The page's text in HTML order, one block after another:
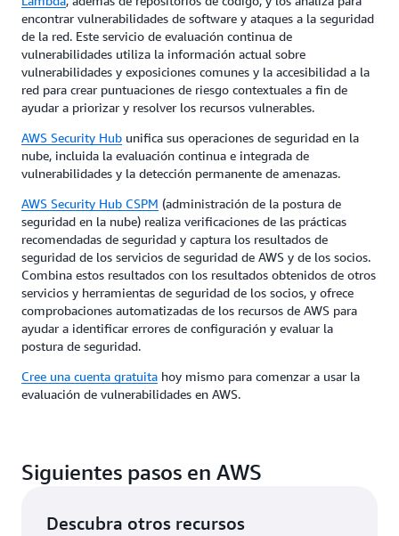
encontrar vulnerabilidades de software y ataques a la seguridad
de la red. Este servicio de evaluación continua de
vulnerabilidades utiliza la información actual sobre
vulnerabilidades y exposiciones comunes y la accesibilidad a la
red para crear puntuaciones de riesgo contextuales a fin de
ayudar a priorizar y resolver los recursos vulnerables.
AWS Security Hub unifica sus operaciones de seguridad en la
nube, incluida la evaluación continua e integrada de
vulnerabilidades y la detección permanente de amenazas.
AWS Security Hub CSPM (administración de la postura de
seguridad en la nube) realiza verificaciones de las prácticas
recomendadas de seguridad y captura los resultados de
seguridad de los servicios de seguridad de AWS y de los socios.
Combina estos resultados con los resultados obtenidos de otros
servicios y herramientas de seguridad de los socios, y ofrece
comprobaciones automatizadas de los recursos de AWS para
ayudar a identificar errores de configuración y evaluar la
postura de seguridad.
Cree una cuenta gratuita hoy mismo para comenzar a usar la
evaluación de vulnerabilidades en AWS.
Siguientes pasos en AWS
Descubra otros recursos